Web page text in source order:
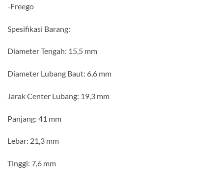
-Freego
Spesifikasi Barang:
Diameter Tengah: 15,5 mm
Diameter Lubang Baut: 6,6 mm
Jarak Center Lubang: 19,3 mm
Panjang: 41 mm
Lebar: 21,3 mm
Tinggi: 7,6 mm